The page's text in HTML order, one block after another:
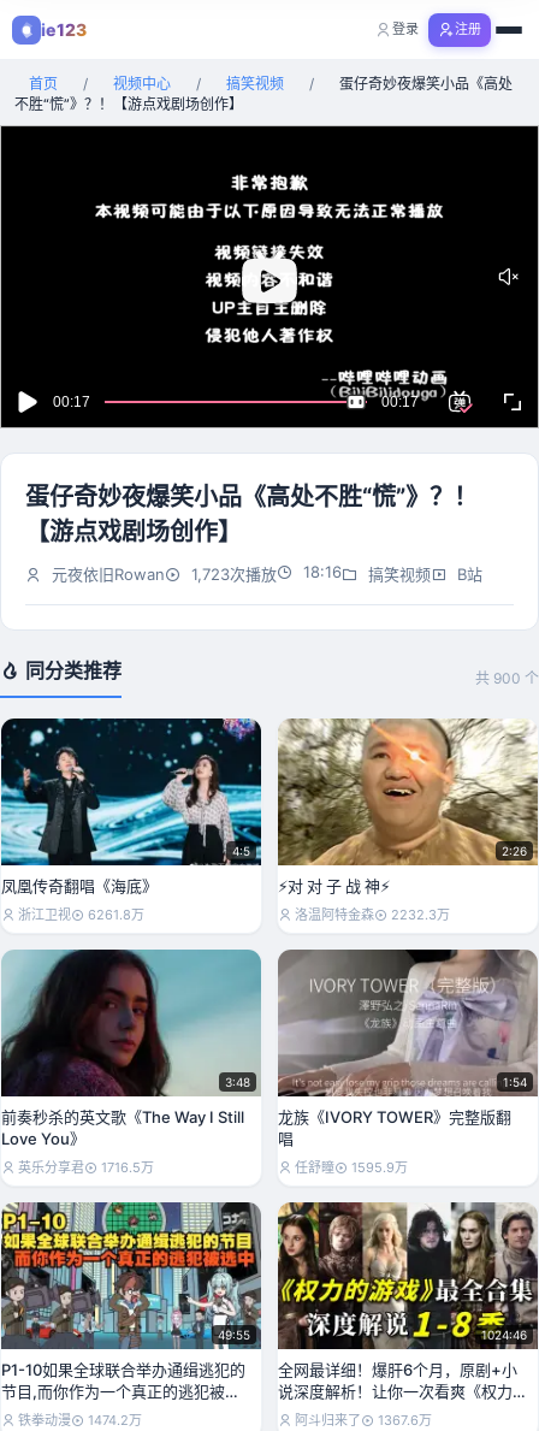
ie123
全部分类
登录 注册
首页 / 视频中心 / 搞笑视频 /
蛋仔奇妙夜爆笑小品《高处
不胜“慌”》？！【游点戏剧场创作】
蛋仔奇妙夜爆笑小品《高处不胜“慌”》？！
【游点戏剧场创作】
元夜依旧Rowan 1,723次播放 18:16 搞笑视频 B站
同分类推荐 共 900 个
4:5
凤凰传奇翻唱《海底》
浙江卫视 6261.8万
2:26
⚡对 对 子 战 神⚡
洛温阿特金森 2232.3万
3:48
前奏秒杀的英文歌《The Way I Still
Love You》
英乐分享君 1716.5万
1:54
龙族《IVORY TOWER》完整版翻
唱
任舒瞳 1595.9万
49:55
P1-10如果全球联合举办通缉逃犯的
节目,而你作为一个真正的逃犯被选
中 铁拳动漫 1474.2万
1024:46
全网最详细！爆肝6个月，原剧+小
说深度解析！让你一次看爽《权力
的游戏》1-8季
阿斗归来了 1367.6万